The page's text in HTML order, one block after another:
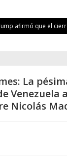
afirmó que el
La
Venezuela
Nicolás